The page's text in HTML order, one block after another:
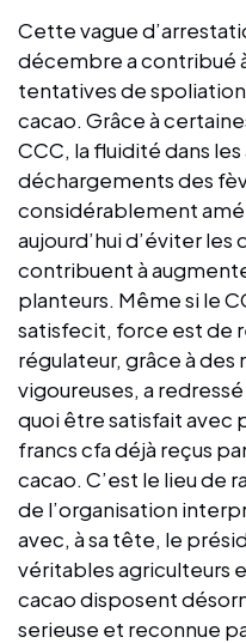
Cette vague
décembre a contribué
tentatives de
cacao. Grâce à
CCC, la fluidité dans
déchargements des
considérablement
aujourd’hui d’éviter
contribuent à
planteurs. Même si le
satisfecit, force est de
régulateur, grâce à des
vigoureuses, a
quoi être satisfait avec
francs cfa déjà reçus
cacao. C’est le lieu de
de l’organisation
avec, à sa tête, le
véritables agriculteurs
cacao disposent
serieuse et reconnue